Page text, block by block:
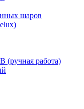
шаров
работа)